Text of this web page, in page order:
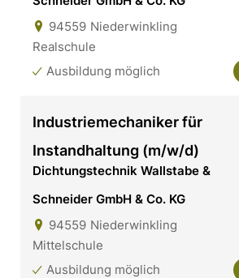
94559 Niederwinkling
Realschule
Ausbildung möglich
Industriemechaniker für
Instandhaltung (m/w/d)
Dichtungstechnik Wallstabe &
Schneider GmbH & Co. KG
94559 Niederwinkling
Mittelschule
Ausbildung möglich